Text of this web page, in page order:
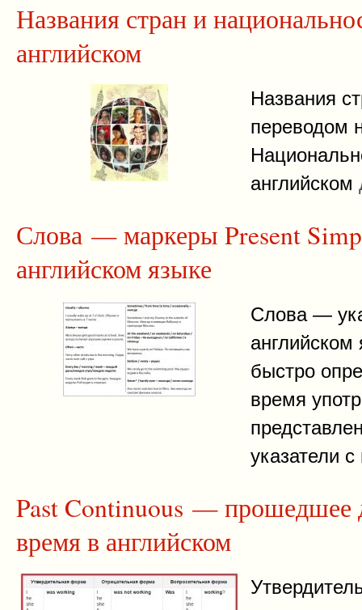
Названия стран и
английском
Названия
переводом
английском
Слова — маркеры Present
английском языке
Слова —
английском
быстро
время
указатели
Past Continuous — прошедшее
время в английском